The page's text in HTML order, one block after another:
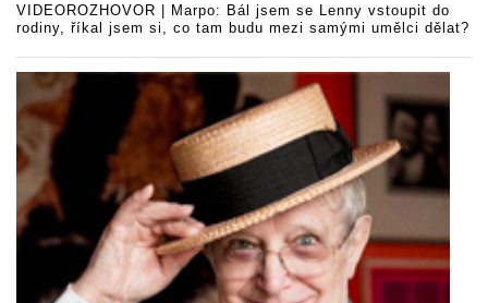
VIDEOROZHOVOR | Marpo: Bál jsem se Lenny vstoupit do
rodiny, říkal jsem si, co tam budu mezi samými umělci dělat?